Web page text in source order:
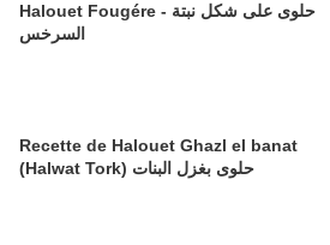
Halouet Fougére - حلوى على شكل نبتة
السرخس
Recette de Halouet Ghazl el banat
(Halwat Tork) حلوى بغزل البنات